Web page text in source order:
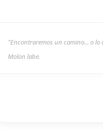
"Encontraremos un camino... o lo
Molon labe.